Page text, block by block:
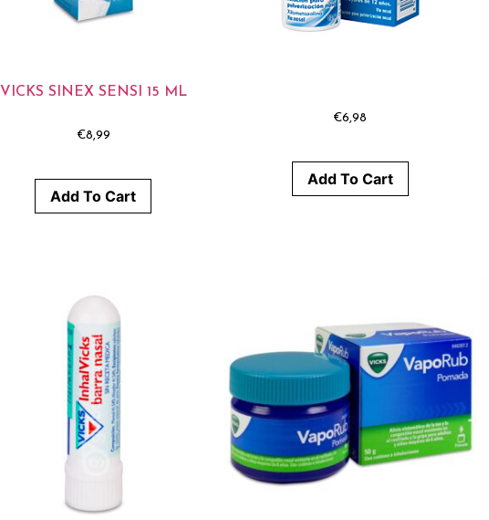
VICKS SINEX SENSI 15 ML
€8,99
Add To Cart
€6,98
Add To Cart